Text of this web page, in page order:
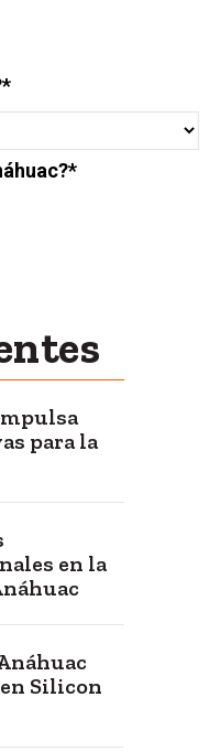
*
*
para la
en la
Silicon